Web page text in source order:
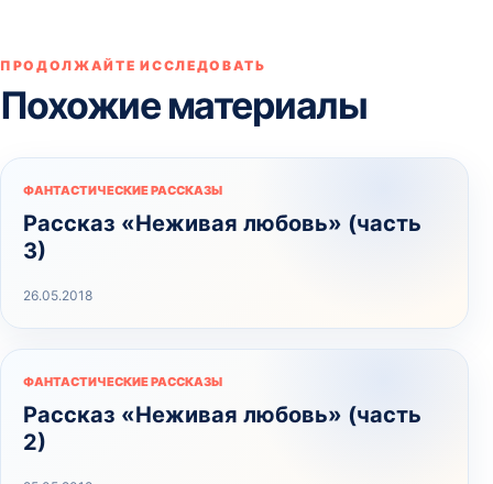
ПРОДОЛЖАЙТЕ ИССЛЕДОВАТЬ
Похожие материалы
ФАНТАСТИЧЕСКИЕ РАССКАЗЫ
Рассказ «Неживая любовь» (часть
3)
26.05.2018
ФАНТАСТИЧЕСКИЕ РАССКАЗЫ
Рассказ «Неживая любовь» (часть
2)